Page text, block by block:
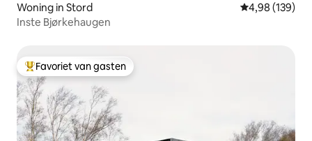
Woning in Stord Gemiddelde
4,98 (139)
Inste Bjørkehaugen
Topfavoriet van gasten
Favoriet van gasten